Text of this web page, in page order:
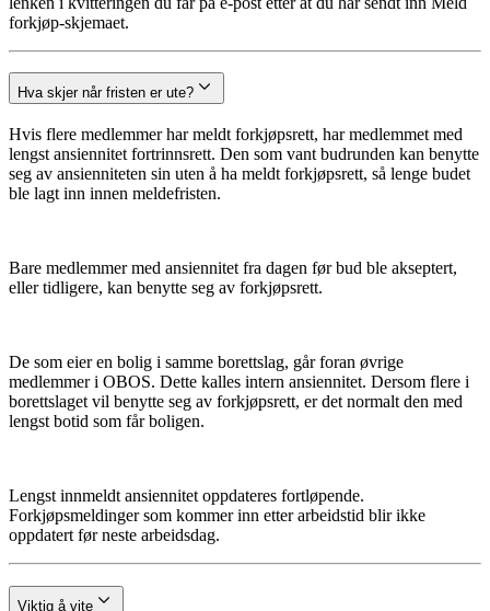
forkjøp-skjemaet.
Hva skjer når fristen er ute?
Hvis flere medlemmer har meldt forkjøpsrett, har medlemmet med
lengst ansiennitet fortrinnsrett. Den som vant budrunden kan benytte
seg av ansienniteten sin uten å ha meldt forkjøpsrett, så lenge budet
ble lagt inn innen meldefristen.
Bare medlemmer med ansiennitet fra dagen før bud ble akseptert,
eller tidligere, kan benytte seg av forkjøpsrett.
De som eier en bolig i samme borettslag, går foran øvrige
medlemmer i OBOS. Dette kalles intern ansiennitet. Dersom flere i
borettslaget vil benytte seg av forkjøpsrett, er det normalt den med
lengst botid som får boligen.
Lengst innmeldt ansiennitet oppdateres fortløpende.
Forkjøpsmeldinger som kommer inn etter arbeidstid blir ikke
oppdatert før neste arbeidsdag.
Viktig å vite